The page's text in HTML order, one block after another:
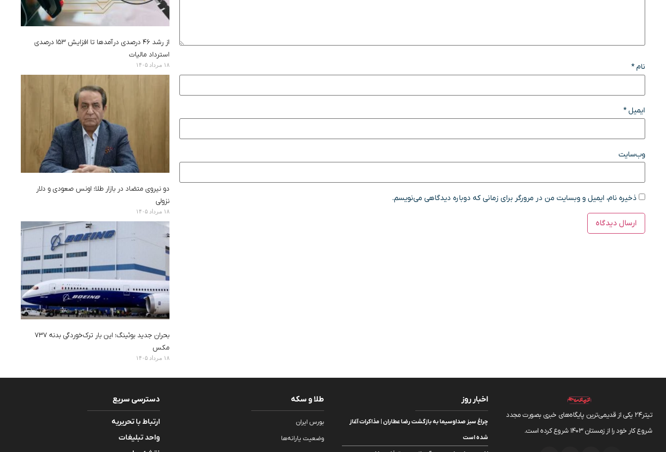
نام*
ایمیل*
وب‌سایت
ذخیره نام، ایمیل و وبسایت من در مرورگر برای زمانی که دوباره دیدگاهی می‌نویسم.
از رشد ۴۶ درصدی درآمدها تا افزایش ۱۵۳ درصدی
استرداد مالیات
۱۸ مرداد ۱۴۰۵
دو نیروی متضاد در بازار طلا؛ اونس صعودی و دلار
نزولی
۱۸ مرداد ۱۴۰۵
بحران جدید بوئینگ؛ این بار ترک‌خوردگی بدنه ۷۳۷
مکس
۱۸ مرداد ۱۴۰۵
تیتر24 یکی از قدیمی‌ترین پایگاه‌های خبری بصورت مجدد
شروع کار خود را از زمستان 1403 شروع کرده است.
اخبار روز
چراغ سبز صداوسیما به بازگشت رضا عطاران | مذاکرات آغاز
شده است
طلا و سکه
بورس ایران
وضعیت یارانه‌ها
دسترسی سریع
ارتباط با تحریریه
واحد تبلیغات